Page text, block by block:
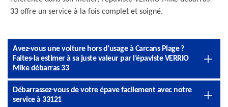
33 offre un service à la fois complet et soigné.
Avez-vous une voiture hors d’usage à Carcans Plage ?
Faites-la estimer à sa juste valeur par l’épaviste VERRIO
Mike débarras 33
Débarrassez-vous de votre épave facilement avec notre
service à 33121